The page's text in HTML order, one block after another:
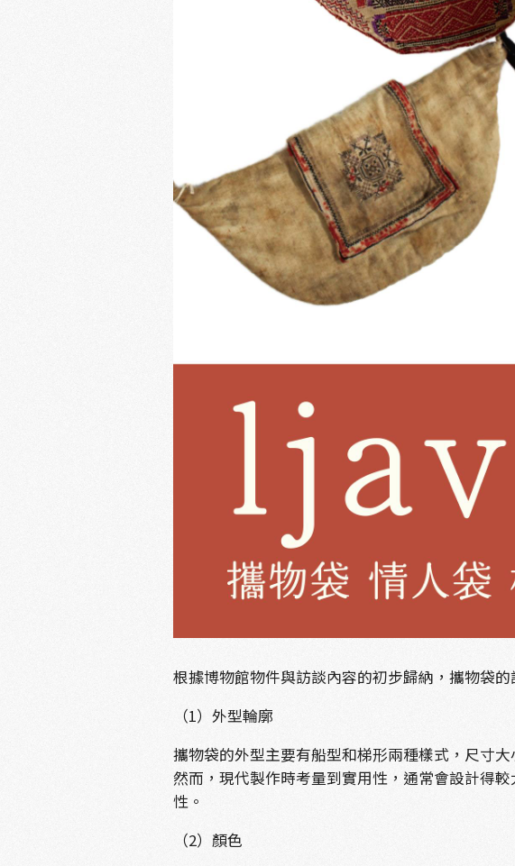
根據博物館物件與訪談內容的初步歸納，攜物袋
（1）外型輪廓
攜物袋的外型主要有船型和梯形兩種樣式，尺寸
然而，現代製作時考量到實用性，通常會設計得
性。
（2）顏色